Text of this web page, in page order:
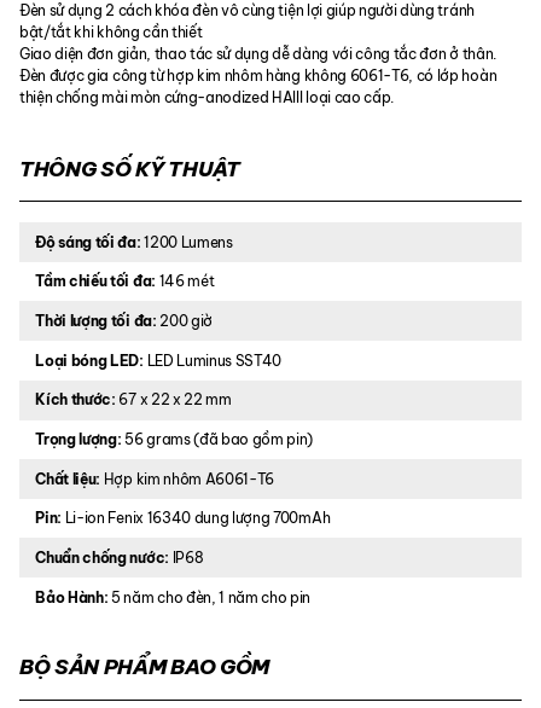
Đèn sử dụng 2 cách khóa đèn vô cùng tiện lợi giúp người dùng tránh
bật/tắt khi không cần thiết
Giao diện đơn giản, thao tác sử dụng dễ dàng với công tắc đơn ở thân.
Đèn được gia công từ hợp kim nhôm hàng không 6061-T6, có lớp hoàn
thiện chống mài mòn cứng-anodized HAIII loại cao cấp.
THÔNG SỐ KỸ THUẬT
Độ sáng tối đa:1200 Lumens
Tầm chiếu tối đa: 146 mét
Thời lượng tối đa: 200 giờ
Loại bóng LED: LED Luminus SST40
Kích thước: 67 x 22 x 22 mm
Trọng lượng:56 grams (đã bao gồm pin)
Chất liệu: Hợp kim nhôm A6061-T6
Pin: Li-ion Fenix 16340 dung lượng 700mAh
Chuẩn chống nước: IP68
Bảo Hành:5 năm cho đèn, 1 năm cho pin
BỘ SẢN PHẨM BAO GỒM